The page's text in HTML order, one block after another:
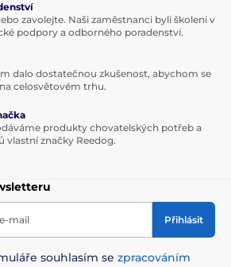
zavolejte. Naši zaměstnanci byli školeni v
podpory a odborného poradenství.
dalo dostatečnou zkušenost, abychom se
celosvětovém trhu.
produkty chovatelských potřeb a
vlastní značky Reedog.
mail Přihlásit
souhlasím se zpracováním